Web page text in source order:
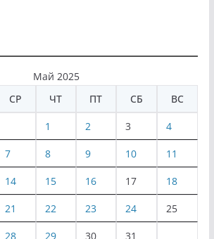
Май 2025
СР ЧТ ПТ СБ ВС
1 2 3 4
7 8 9 10 11
14 15 16 17 18
21 22 23 24 25
28 29 30 31